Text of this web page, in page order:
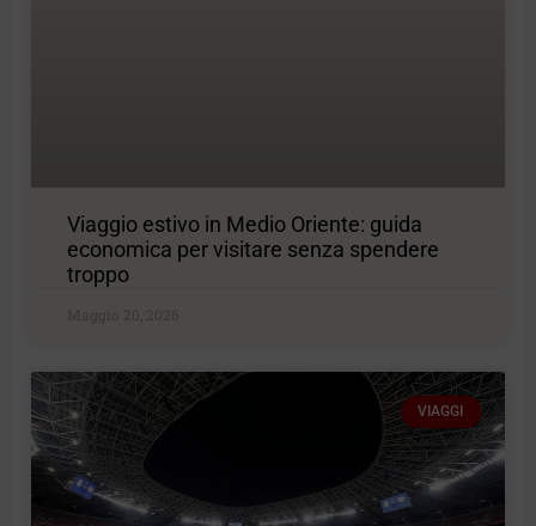
Viaggio estivo in Medio Oriente: guida
economica per visitare senza spendere
troppo
Maggio 20, 2026
VIAGGI